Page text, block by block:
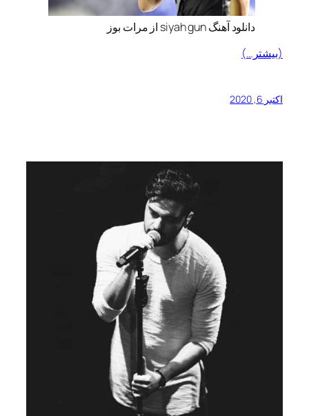
دانلود آهنگ siyah gun از مرات بوز
(بیشتر…)
اکتبر 6, 2020